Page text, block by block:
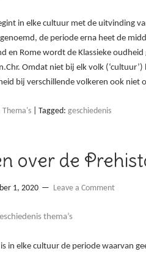
in elke cultuur met de uitvinding
de periode erna heet de
en Rome wordt de Klassieke
Omdat niet bij elk volk
bij verschillende volkeren ook niet
Thema's Tagged: geschiedenis
over de
1, 2020 Leave a Comment
thema’s
in elke cultuur de periode waarvan